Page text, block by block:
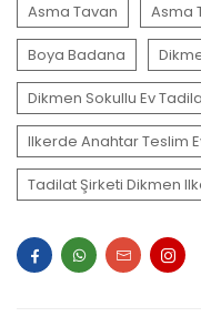
Asma Tavan Asma
Boya Badana
Dikmen Sokullu Ev
Ilkerde Anahtar Teslim
Tadilat Şirketi Dikmen